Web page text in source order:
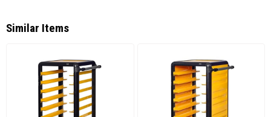
Similar Items